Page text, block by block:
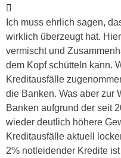
Ich muss ehrlich sagen,
wirklich überzeugt hat.
vermischt und
dem Kopf schütteln kann.
Kreditausfälle
die Banken. Was aber zur
Banken aufgrund der seit
wieder deutlich höhere
Kreditausfälle aktuell
2% notleidender Kredite